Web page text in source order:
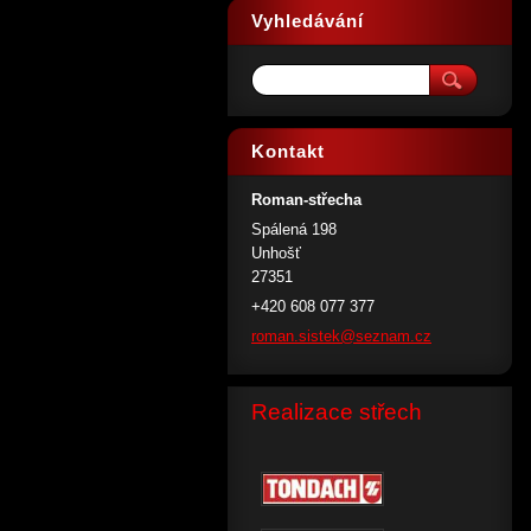
Vyhledávání
Kontakt
Roman-střecha
Spálená 198
Unhošť
27351
+420 608 077 377
roman.sistek@seznam.cz
Realizace střech